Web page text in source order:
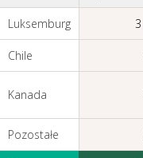
Luksemburg
Chile
Kanada
Pozostałe